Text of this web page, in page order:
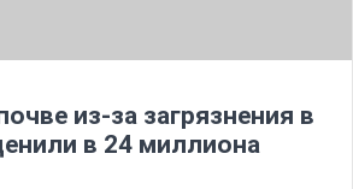
из-за загрязнения в
в 24 миллиона